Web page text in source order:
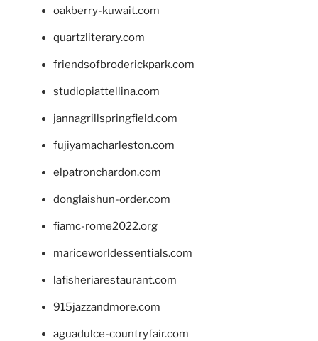
oakberry-kuwait.com
quartzliterary.com
friendsofbroderickpark.com
studiopiattellina.com
jannagrillspringfield.com
fujiyamacharleston.com
elpatronchardon.com
donglaishun-order.com
fiamc-rome2022.org
mariceworldessentials.com
lafisheriarestaurant.com
915jazzandmore.com
aguadulce-countryfair.com